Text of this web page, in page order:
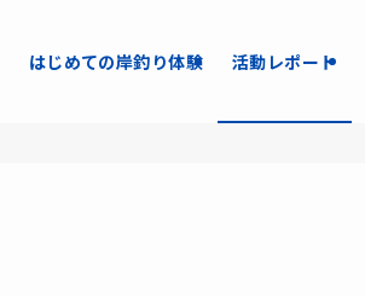
はじめての岸釣り体験 活動レポート